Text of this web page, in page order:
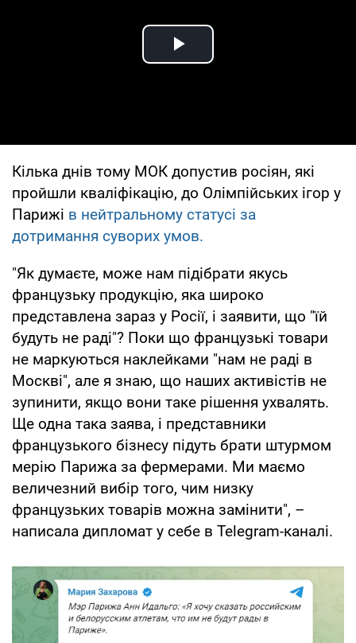
Play Video
Кілька днів тому МОК допустив росіян, які
пройшли кваліфікацію, до Олімпійських ігор у
Парижі в нейтральному статусі за
дотримання суворих умов.
"Як думаєте, може нам підібрати якусь
французьку продукцію, яка широко
представлена зараз у Росії, і заявити, що "їй
будуть не раді"? Поки що французькі товари
не маркуються наклейками "нам не раді в
Москві", але я знаю, що наших активістів не
зупинити, якщо вони таке рішення ухвалять.
Ще одна така заява, і представники
французького бізнесу підуть брати штурмом
мерію Парижа за фермерами. Ми маємо
величезний вибір того, чим низку
французьких товарів можна замінити", –
написала дипломат у себе в Telegram-каналі.